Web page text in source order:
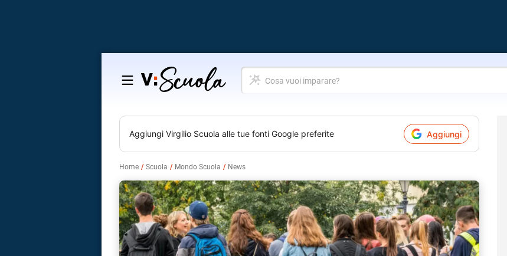
Salta
contenuto
Cosa
vuoi
Aggiungi Virgilio Scuola alle tue fonti Google preferite Aggiungi
Home Scuola Mondo Scuola News